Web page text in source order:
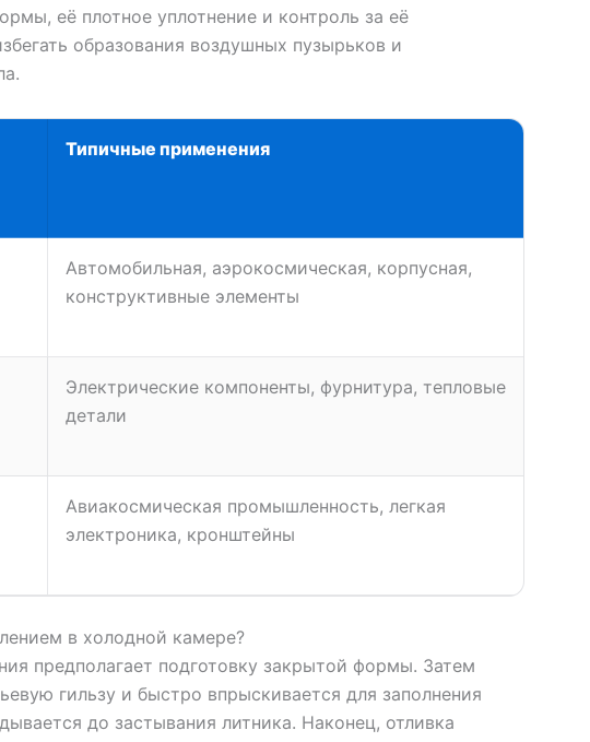
её плотное уплотнение и контроль за её
образования воздушных пузырьков и
Типичные применения
Автомобильная, аэрокосмическая, корпусная,
конструктивные элементы
Электрические компоненты, фурнитура, тепловые
детали
Авиакосмическая промышленность, легкая
электроника, кронштейны
в холодной камере?
предполагает подготовку закрытой формы. Затем
гильзу и быстро впрыскивается для заполнения
до застывания литника. Наконец, отливка